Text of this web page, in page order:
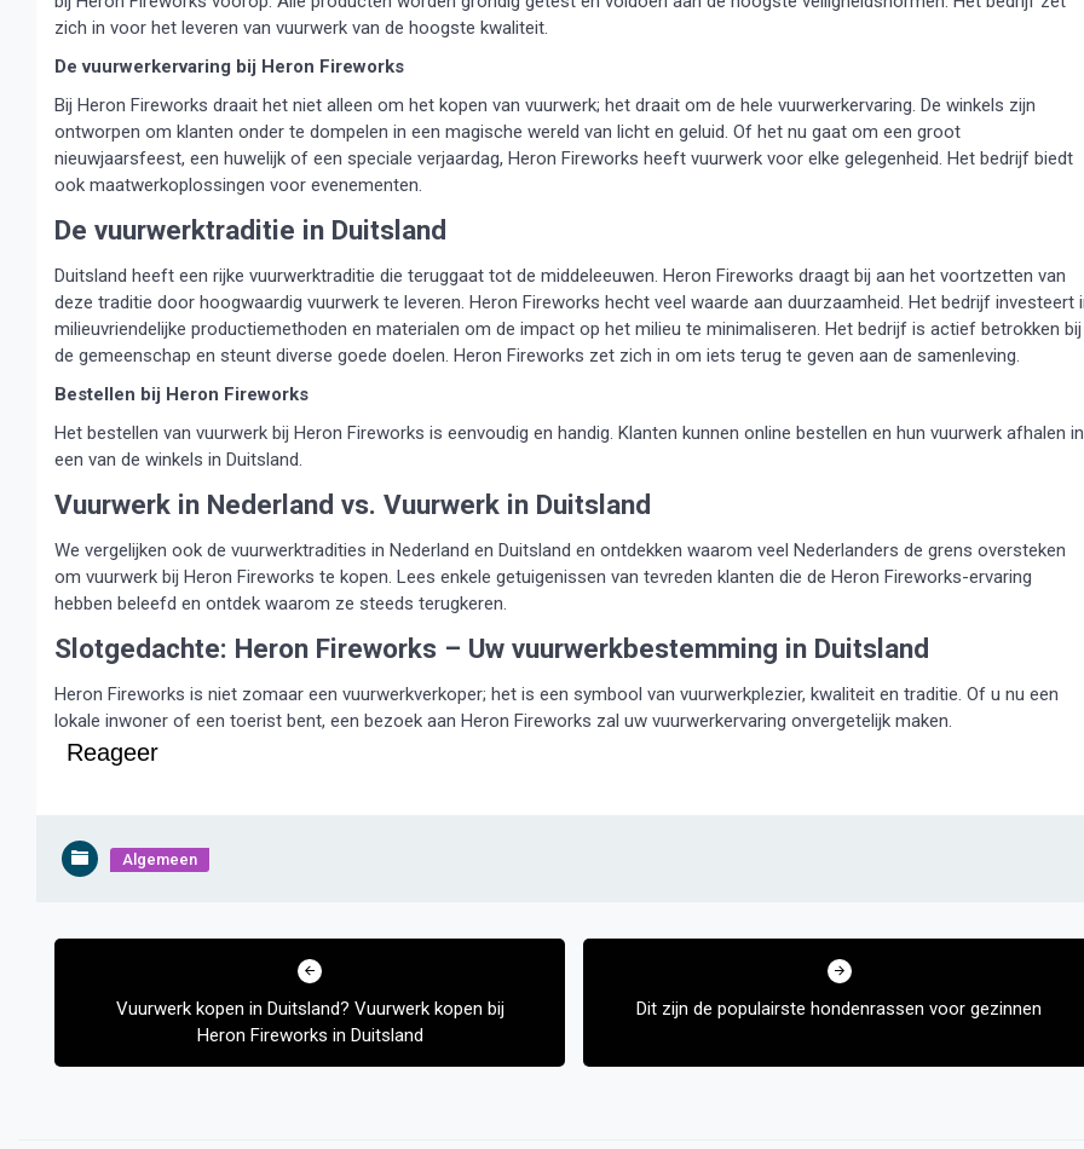
zich in voor het leveren van vuurwerk van de hoogste kwaliteit.
De vuurwerkervaring bij Heron Fireworks
Bij Heron Fireworks draait het niet alleen om het kopen van vuurwerk; het draait om de hele vuurwerkervaring. De winkels zijn
ontworpen om klanten onder te dompelen in een magische wereld van licht en geluid. Of het nu gaat om een groot
nieuwjaarsfeest, een huwelijk of een speciale verjaardag, Heron Fireworks heeft vuurwerk voor elke gelegenheid. Het bedrijf biedt
ook maatwerkoplossingen voor evenementen.
De vuurwerktraditie in Duitsland
Duitsland heeft een rijke vuurwerktraditie die teruggaat tot de middeleeuwen. Heron Fireworks draagt bij aan het voortzetten van
deze traditie door hoogwaardig vuurwerk te leveren. Heron Fireworks hecht veel waarde aan duurzaamheid. Het bedrijf investeert
milieuvriendelijke productiemethoden en materialen om de impact op het milieu te minimaliseren. Het bedrijf is actief betrokken bij
de gemeenschap en steunt diverse goede doelen. Heron Fireworks zet zich in om iets terug te geven aan de samenleving.
Bestellen bij Heron Fireworks
Het bestellen van vuurwerk bij Heron Fireworks is eenvoudig en handig. Klanten kunnen online bestellen en hun vuurwerk afhalen in
een van de winkels in Duitsland.
Vuurwerk in Nederland vs. Vuurwerk in Duitsland
We vergelijken ook de vuurwerktradities in Nederland en Duitsland en ontdekken waarom veel Nederlanders de grens oversteken
om vuurwerk bij Heron Fireworks te kopen. Lees enkele getuigenissen van tevreden klanten die de Heron Fireworks-ervaring
hebben beleefd en ontdek waarom ze steeds terugkeren.
Slotgedachte: Heron Fireworks – Uw vuurwerkbestemming in Duitsland
Heron Fireworks is niet zomaar een vuurwerkverkoper; het is een symbool van vuurwerkplezier, kwaliteit en traditie. Of u nu een
lokale inwoner of een toerist bent, een bezoek aan Heron Fireworks zal uw vuurwerkervaring onvergetelijk maken.
Reageer
Algemeen
Bericht
Vuurwerk kopen in Duitsland? Vuurwerk kopen bij
Heron Fireworks in Duitsland
Dit zijn de populairste hondenrassen voor gezinnen